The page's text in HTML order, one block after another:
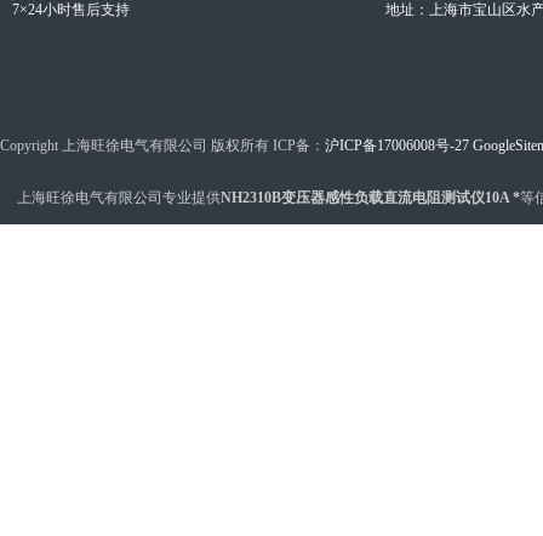
7×24小时售后支持 地址：上海市宝山区水
Copyright 上海旺徐电气有限公司 版权所有 ICP备： 沪ICP备17006008号-27
上海旺徐电气有限公司专业提供NH2310B变压器感性负载直流电阻测试仪10A *等